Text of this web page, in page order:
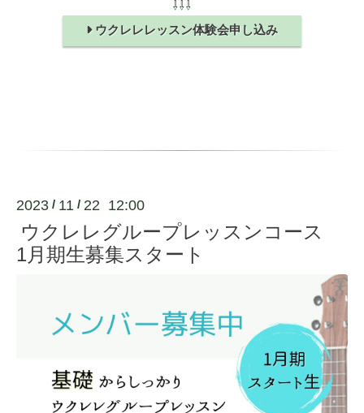
⇩⇩⇩
ウクレレレッスン体験会申し込み
2023 / 11 / 22 12:00
ウクレレグループレッスンコース
1月期生募集スタート